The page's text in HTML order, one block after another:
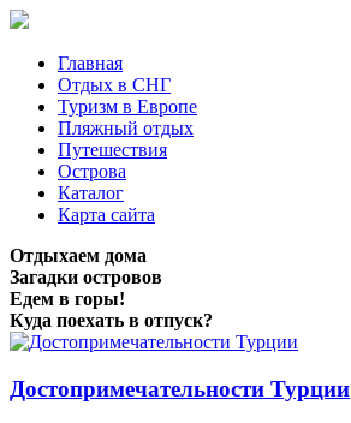
Главная
Отдых в СНГ
Туризм в Европе
Пляжный отдых
Путешествия
Острова
Каталог
Карта сайта
Отдыхаем дома
Загадки островов
Едем в горы!
Куда поехать в отпуск?
Достопримечательности Турции